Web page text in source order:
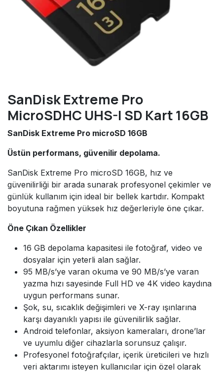
SanDisk Extreme Pro
MicroSDHC UHS-I SD Kart 16GB
SanDisk Extreme Pro microSD 16GB
Üstün performans, güvenilir depolama.
SanDisk Extreme Pro microSD 16GB, hız ve
güvenilirliği bir arada sunarak profesyonel çekimler ve
günlük kullanım için ideal bir bellek kartıdır. Kompakt
boyutuna rağmen yüksek hız değerleriyle öne çıkar.
Öne Çıkan Özellikler
16 GB depolama kapasitesi ile fotoğraf, video ve
dosyalar için yeterli alan sağlar.
95 MB/s’ye varan okuma ve 90 MB/s’ye varan
yazma hızı sayesinde Full HD ve 4K video kaydına
uygun performans sunar.
Şok, su, sıcaklık değişimleri ve X-ray ışınlarına
karşı dayanıklı yapısı ile güvenilirlik sağlar.
Android telefonlar, aksiyon kameraları, drone’lar
ve uyumlu diğer cihazlarla sorunsuz çalışır.
Profesyonel fotoğrafçılar, içerik üreticileri ve hızlı
veri aktarımı isteyen kullanıcılar için özel olarak